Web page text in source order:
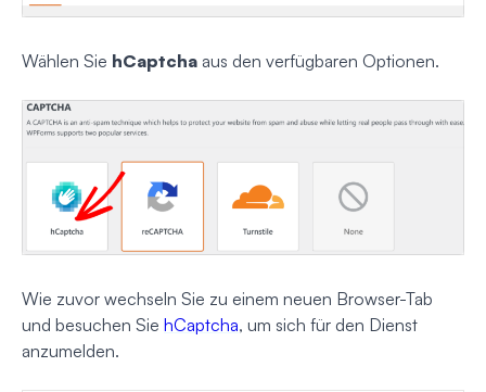
Wählen Sie hCaptcha aus den verfügbaren Optionen.
Wie zuvor wechseln Sie zu einem neuen Browser-Tab
und besuchen Sie hCaptcha, um sich für den Dienst
anzumelden.